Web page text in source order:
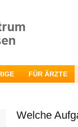
FÜR ÄRZTE
Welche